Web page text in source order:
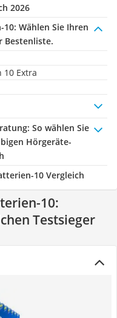
2026
10: Wählen Sie Ihren
Bestenliste.
10 Extra
: So wählen Sie
Hörgeräte-
10 Vergleich
10:
Testsieger